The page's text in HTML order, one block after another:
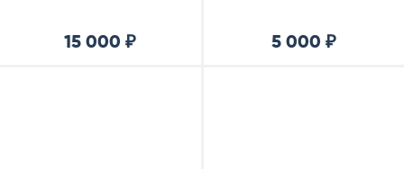
15 000 ₽ 5 000 ₽